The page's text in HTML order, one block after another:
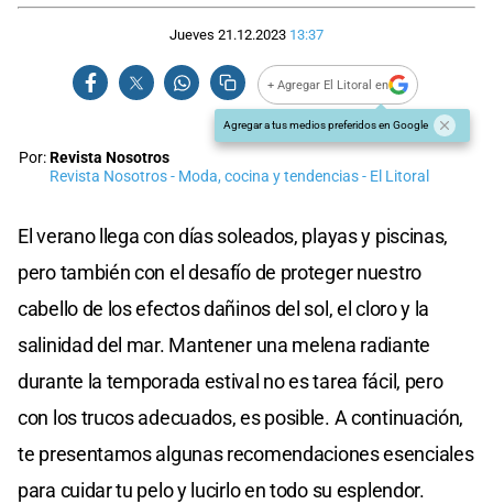
Jueves 21.12.2023 13:37
+ Agregar El Litoral en
Agregar a tus medios preferidos en Google
Por:Revista Nosotros
Revista Nosotros - Moda, cocina y tendencias - El Litoral
El verano llega con días soleados, playas y piscinas,
pero también con el desafío de proteger nuestro
cabello de los efectos dañinos del sol, el cloro y la
salinidad del mar. Mantener una melena radiante
durante la temporada estival no es tarea fácil, pero
con los trucos adecuados, es posible. A continuación,
te presentamos algunas recomendaciones esenciales
para cuidar tu pelo y lucirlo en todo su esplendor.